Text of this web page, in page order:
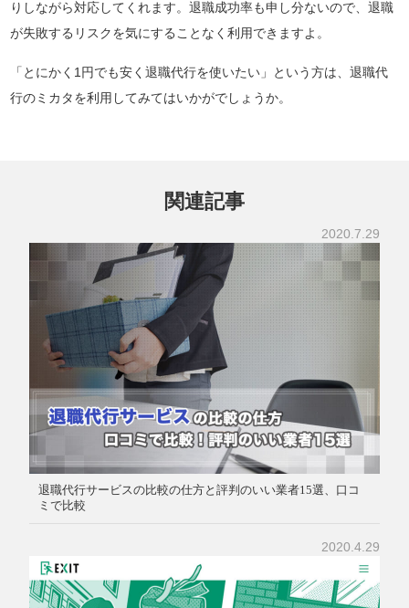
りしながら対応してくれます。退職成功率も申し分ないので、退職
が失敗するリスクを気にすることなく利用できますよ。
「とにかく1円でも安く退職代行を使いたい」という方は、退職代
行のミカタを利用してみてはいかがでしょうか。
関連記事
2020.7.29
退職代行サービスの比較の仕方と評判のいい業者15選、口コ
ミで比較
2020.4.29